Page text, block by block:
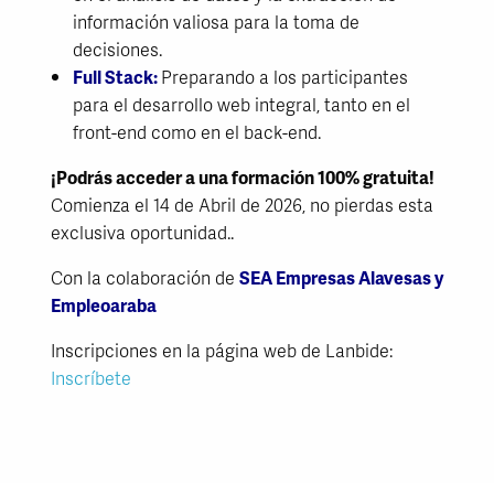
información valiosa para la toma de
decisiones.
Full Stack:Preparando a los participantes
para el desarrollo web integral, tanto en el
front-end como en el back-end.
¡Podrás acceder a una formación 100% gratuita!
Comienza el 14 de Abril de 2026, no pierdas esta
exclusiva oportunidad..
Con la colaboración de SEA Empresas Alavesas y
Empleoaraba
Inscripciones en la página web de Lanbide:
Inscríbete